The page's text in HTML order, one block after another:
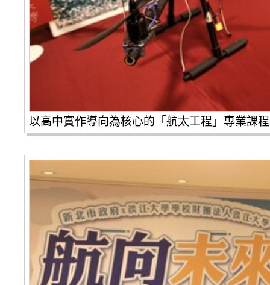
以高中實作導向為核心的「航太工程」專業課